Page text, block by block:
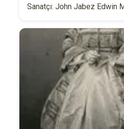
Sanatçı: John Jabez Edwin